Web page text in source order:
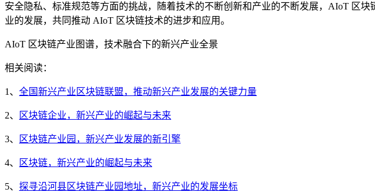
安全隐私、标准规范等方面的挑战，随着技术的不断创新和产业的不断发展，AIoT 区
业的发展，共同推动 AIoT 区块链技术的进步和应用。
AIoT 区块链产业图谱，技术融合下的新兴产业全景
相关阅读：
1、 全国新兴产业区块链联盟，推动新兴产业发展的关键力量
2、 区块链企业，新兴产业的崛起与未来
3、 区块链产业园，新兴产业发展的新引擎
4、 区块链，新兴产业的崛起与未来
5、 探寻沿河县区块链产业园地址，新兴产业的发展坐标